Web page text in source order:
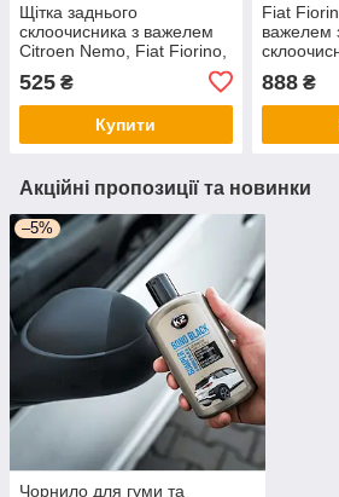
Щітка заднього
склоочисника з важелем
Citroen Nemo, Fiat Fiorino,
Fiat Qubo, Peugeot Bipper
2007– 360 мм
525 ₴
Купити
Fiat
важелем
888₴
Акційні пропозиції та новинки
–5%
Чорнило для гуми та